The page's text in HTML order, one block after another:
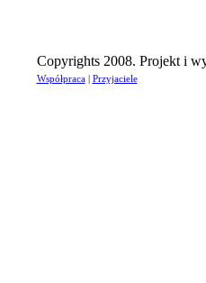
Copyrights 2008. Projekt i
Współpraca| Przyjaciele